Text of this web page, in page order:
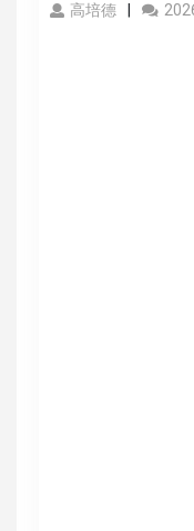
高培德